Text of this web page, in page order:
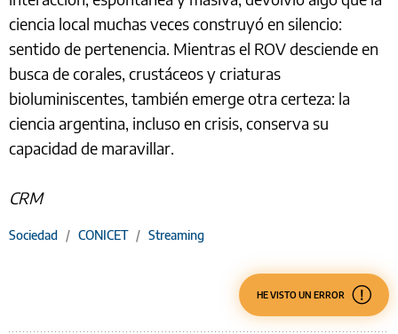
ciencia local muchas veces construyó en silencio:
sentido de pertenencia. Mientras el ROV desciende en
busca de corales, crustáceos y criaturas
bioluminiscentes, también emerge otra certeza: la
ciencia argentina, incluso en crisis, conserva su
capacidad de maravillar.
CRM
Sociedad / CONICET / Streaming
HE VISTO UN ERROR